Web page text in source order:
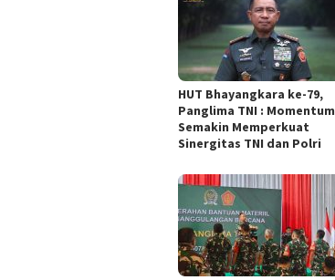
HUT Bhayangkara ke-79,
Panglima TNI : Momentum
Semakin Memperkuat
Sinergitas TNI dan Polri